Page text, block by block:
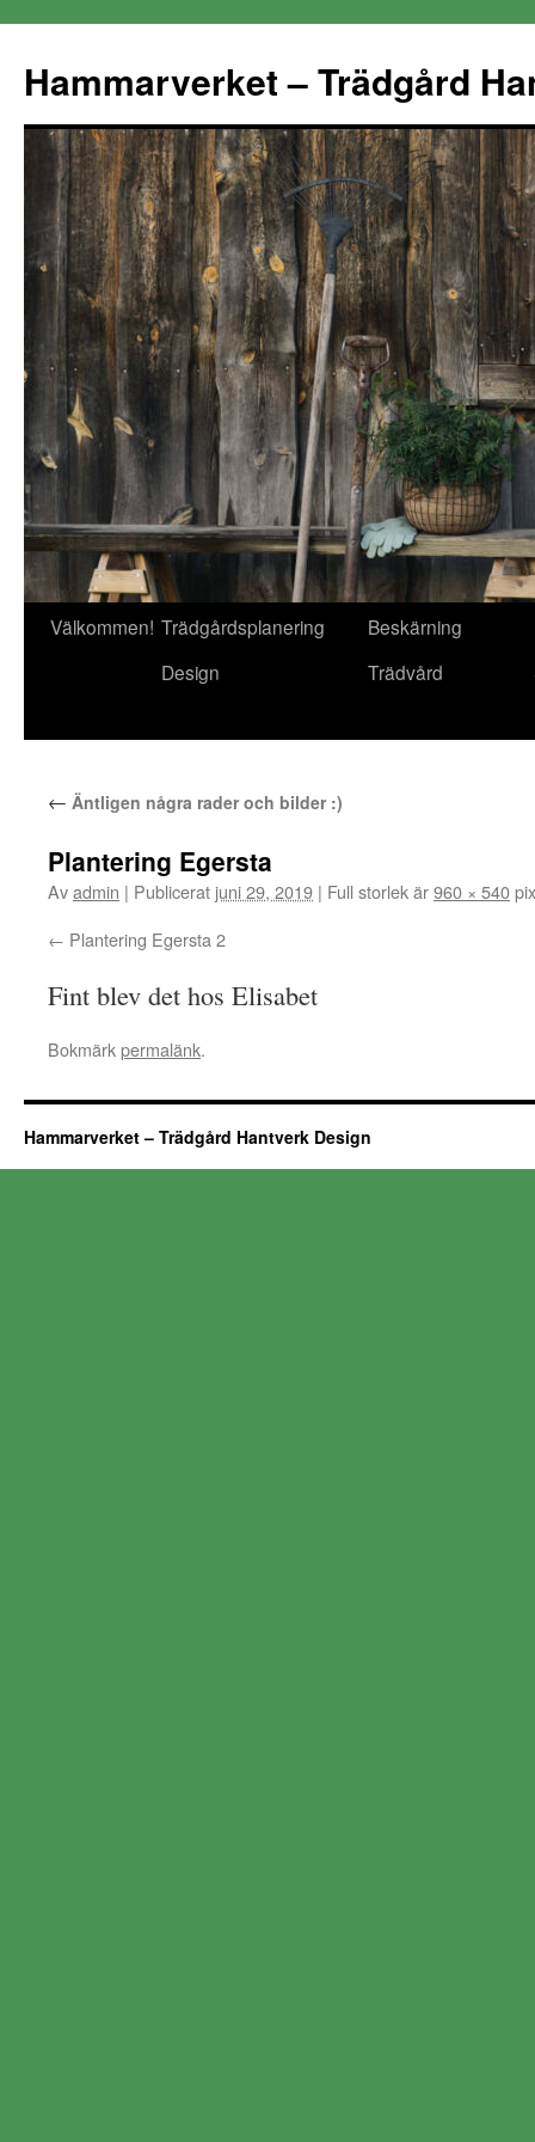
Hammarverket – Trädgård
GåVälkommen! Trädgårdsplanering
Design
Beskärning
Trädvård
← Äntligen några rader och bilder :)
Plantering Egersta
Avadmin | Publicerat juni 29, 2019 | Full storlek är960 × 540
Plantering Egersta 2
Fint blev det hos Elisabet
Bokmärkpermalänk.
Hammarverket – Trädgård Hantverk Design